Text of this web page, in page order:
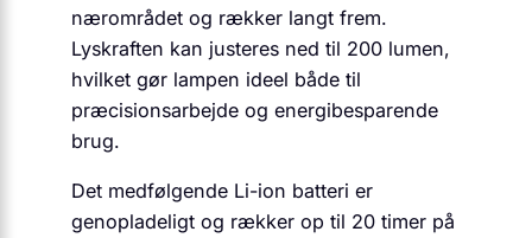
nærområdet og rækker langt frem.
Lyskraften kan justeres ned til 200 lumen,
hvilket gør lampen ideel både til
præcisionsarbejde og energibesparende
brug.
Det medfølgende Li-ion batteri er
genopladeligt og rækker op til 20 timer på